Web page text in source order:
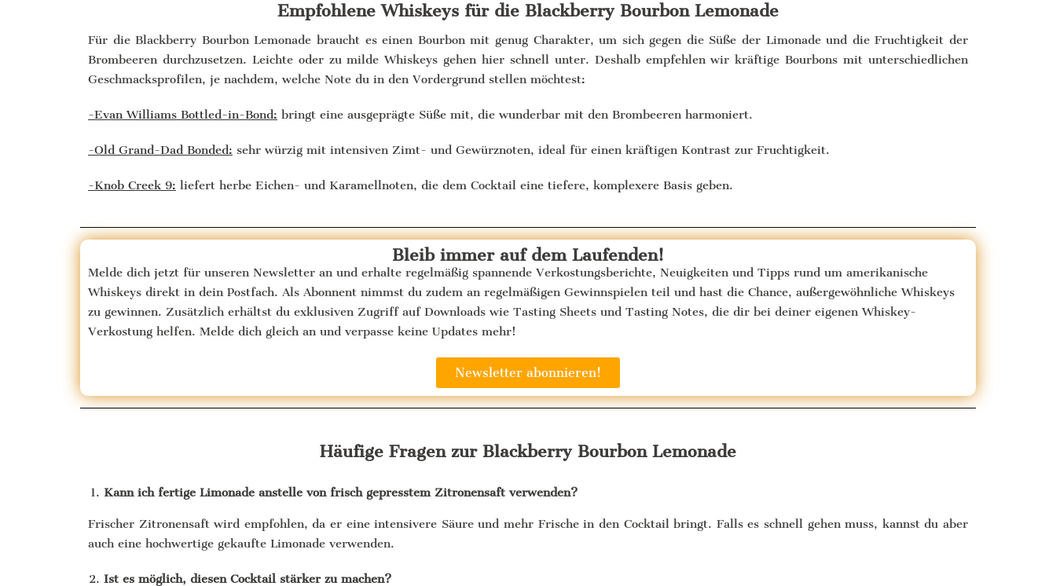
Empfohlene Whiskeys für die Blackberry Bourbon Lemonade
Für die Blackberry Bourbon Lemonade braucht es einen Bourbon mit genug Charakter, um sich gegen die Süße der Limonade und die Fruchtigkeit der
Brombeeren durchzusetzen. Leichte oder zu milde Whiskeys gehen hier schnell unter. Deshalb empfehlen wir kräftige Bourbons mit unterschiedlichen
Geschmacksprofilen, je nachdem, welche Note du in den Vordergrund stellen möchtest:
-Evan Williams Bottled-in-Bond: bringt eine ausgeprägte Süße mit, die wunderbar mit den Brombeeren harmoniert.
-Old Grand-Dad Bonded: sehr würzig mit intensiven Zimt- und Gewürznoten, ideal für einen kräftigen Kontrast zur Fruchtigkeit.
-Knob Creek 9: liefert herbe Eichen- und Karamellnoten, die dem Cocktail eine tiefere, komplexere Basis geben.
Bleib immer auf dem Laufenden!
Melde dich jetzt für unseren Newsletter an und erhalte regelmäßig spannende Verkostungsberichte, Neuigkeiten und Tipps rund um amerikanische
Whiskeys direkt in dein Postfach. Als Abonnent nimmst du zudem an regelmäßigen Gewinnspielen teil und hast die Chance, außergewöhnliche Whiskeys
zu gewinnen. Zusätzlich erhältst du exklusiven Zugriff auf Downloads wie Tasting Sheets und Tasting Notes, die dir bei deiner eigenen Whiskey-
Verkostung helfen. Melde dich gleich an und verpasse keine Updates mehr!
Newsletter abonnieren!
Häufige Fragen zur Blackberry Bourbon Lemonade
Kann ich fertige Limonade anstelle von frisch gepresstem Zitronensaft verwenden?
Frischer Zitronensaft wird empfohlen, da er eine intensivere Säure und mehr Frische in den Cocktail bringt. Falls es schnell gehen muss, kannst du aber
auch eine hochwertige gekaufte Limonade verwenden.
Ist es möglich, diesen Cocktail stärker zu machen?